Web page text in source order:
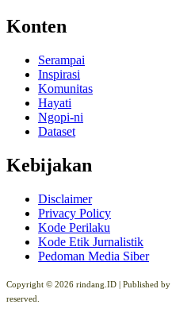
Konten
Serampai
Inspirasi
Komunitas
Hayati
Ngopi-ni
Dataset
Kebijakan
Disclaimer
Privacy Policy
Kode Perilaku
Kode Etik Jurnalistik
Pedoman Media Siber
Copyright © 2026 rindang.ID | Published by
reserved.